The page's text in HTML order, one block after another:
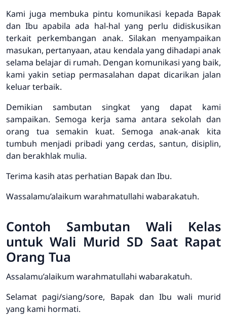
Kami juga membuka pintu komunikasi kepada Bapak
dan Ibu apabila ada hal-hal yang perlu didiskusikan
terkait perkembangan anak. Silakan menyampaikan
masukan, pertanyaan, atau kendala yang dihadapi anak
selama belajar di rumah. Dengan komunikasi yang baik,
kami yakin setiap permasalahan dapat dicarikan jalan
keluar terbaik.
Demikian sambutan singkat yang dapat kami
sampaikan. Semoga kerja sama antara sekolah dan
orang tua semakin kuat. Semoga anak-anak kita
tumbuh menjadi pribadi yang cerdas, santun, disiplin,
dan berakhlak mulia.
Terima kasih atas perhatian Bapak dan Ibu.
Wassalamu’alaikum warahmatullahi wabarakatuh.
Contoh Sambutan Wali Kelas
untuk Wali Murid SD Saat Rapat
Orang Tua
Assalamu’alaikum warahmatullahi wabarakatuh.
Selamat pagi/siang/sore, Bapak dan Ibu wali murid
yang kami hormati.